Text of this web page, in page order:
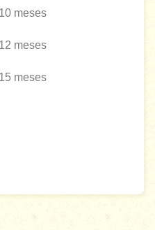
meses
meses
meses